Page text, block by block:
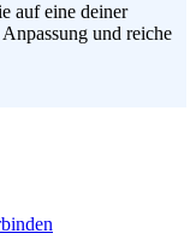
auf eine deiner
und reiche